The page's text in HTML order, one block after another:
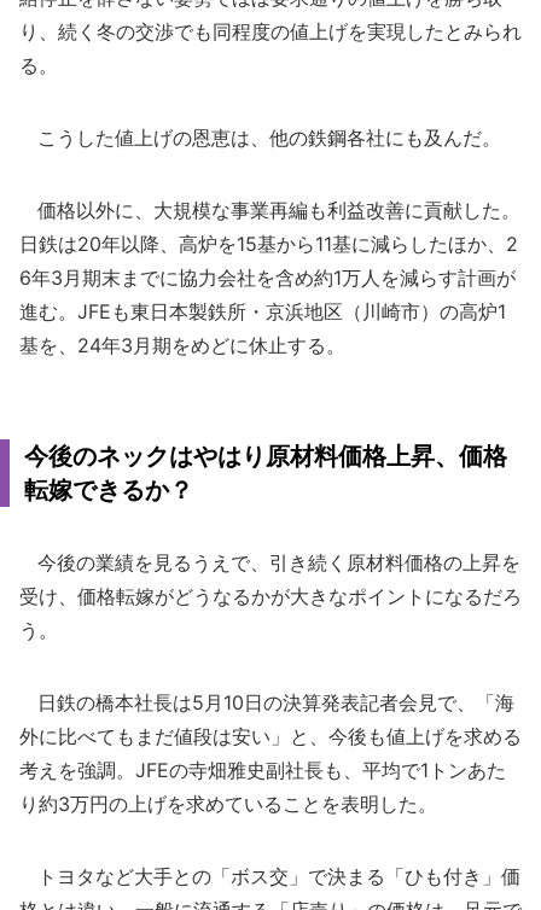
り、続く冬の交渉でも同程度の値上げを実現したとみられ
る。
こうした値上げの恩恵は、他の鉄鋼各社にも及んだ。
価格以外に、大規模な事業再編も利益改善に貢献した。
日鉄は20年以降、高炉を15基から11基に減らしたほか、2
6年3月期末までに協力会社を含め約1万人を減らす計画が
進む。JFEも東日本製鉄所・京浜地区（川崎市）の高炉1
基を、24年3月期をめどに休止する。
今後のネックはやはり原材料価格上昇、価格
転嫁できるか？
今後の業績を見るうえで、引き続く原材料価格の上昇を
受け、価格転嫁がどうなるかが大きなポイントになるだろ
う。
日鉄の橋本社長は5月10日の決算発表記者会見で、「海
外に比べてもまだ値段は安い」と、今後も値上げを求める
考えを強調。JFEの寺畑雅史副社長も、平均で1トンあた
り約3万円の上げを求めていることを表明した。
トヨタなど大手との「ボス交」で決まる「ひも付き」価